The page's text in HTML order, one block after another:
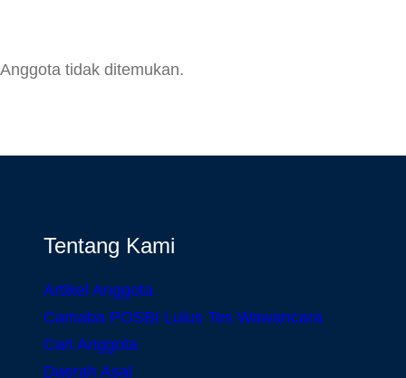
Anggota tidak ditemukan.
Tentang Kami
Artikel Anggota
Camaba POSBI Lulus Tes Wawancara
Cari Anggota
Daerah Asal